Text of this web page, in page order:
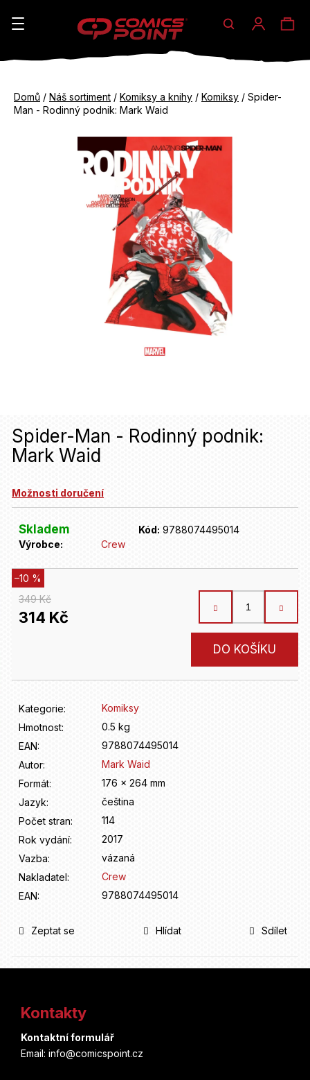
Hledat
Domů / Náš sortiment / Komiksy a knihy / Komiksy / Spider-
Man - Rodinný podnik: Mark Waid
Spider-Man - Rodinný podnik:
Mark Waid
Možnosti doručení
Skladem Kód: 9788074495014
Výrobce:
Crew
349 Kč
–10 %
314 Kč
DO KOŠÍKU
Kategorie:
Komiksy
Hmotnost:
0.5 kg
EAN:
9788074495014
Autor:
Mark Waid
Formát:
176 x 264 mm
Jazyk:
čeština
Počet stran:
114
Rok vydání:
2017
Vazba:
vázaná
Nakladatel:
Crew
EAN: 9788074495014
Zeptat se Hlídat Sdílet
K
do
do
n
a
í
?
D
r
č
u
e
e
Kontakty
Kontaktní formulář
Email: info@comicspoint.cz